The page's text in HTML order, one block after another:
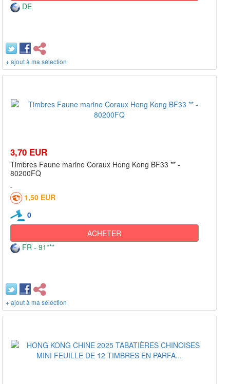
DE
+ ajout à ma sélection
3,70 EUR
Timbres Faune marine Coraux Hong Kong BF33 ** -
80200FQ
1,50 EUR
0
ACHETER
FR - 91***
+ ajout à ma sélection